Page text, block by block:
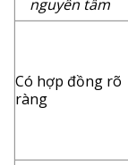
nguyên tấm
Có hợp đồng rõ
ràng